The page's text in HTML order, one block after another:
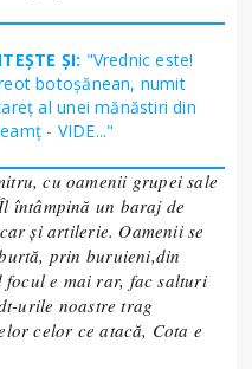
ȘI: "Vrednic este!
botoșănean, numit
al unei mănăstiri din
- VIDE..."
cu oamenii grupei sale
întâmpină un baraj de
și artilerie. Oamenii se
prin buruieni,din
focul e mai rar, fac salturi
urile noastre trag
celor ce atacă, Cota e